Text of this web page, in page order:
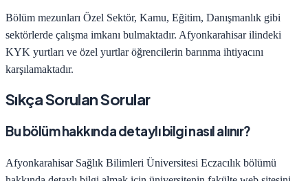
Bölüm mezunları Özel Sektör, Kamu, Eğitim, Danışmanlık gibi
sektörlerde çalışma imkanı bulmaktadır. Afyonkarahisarilindeki
KYK yurtları ve özel yurtlar öğrencilerin barınma ihtiyacını
karşılamaktadır.
Sıkça Sorulan Sorular
Bu bölüm hakkında detaylı bilgi nasıl alınır?
Afyonkarahisar Sağlık Bilimleri Üniversitesi Eczacılık bölümü